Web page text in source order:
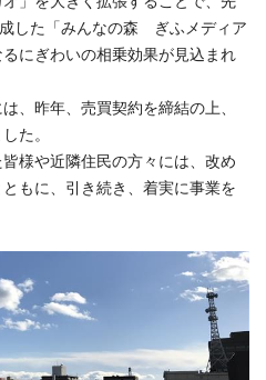
した「みんなの森 ぎふメディア
にぎわいの相乗効果が見込まれ
、昨年、売買契約を締結の上、
た。
様や近隣住民の方々には、改め
もに、引き続き、着実に事業を